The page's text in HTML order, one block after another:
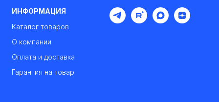
ИНФОРМАЦИЯ
Каталог товаров
О компании
Оплата и доставка
Гарантия на товар